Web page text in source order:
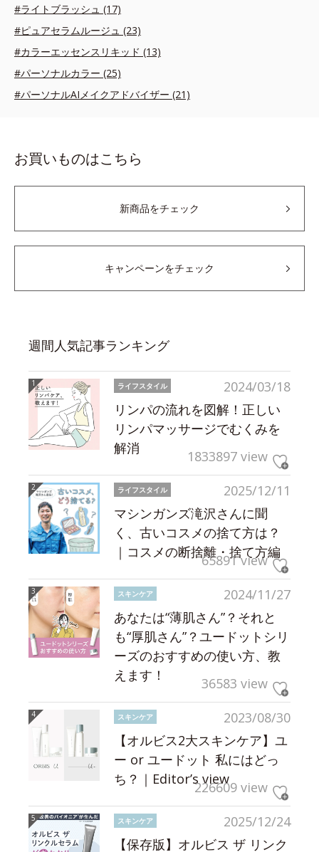
#ライトブラッシュ (17)
#ピュアセラムルージュ (23)
#カラーエッセンスリキッド (13)
#パーソナルカラー (25)
#パーソナルAIメイクアドバイザー (21)
お買いものはこちら
新商品をチェック
キャンペーンをチェック
週間人気記事ランキング
2024/03/18
ライフスタイル
リンパの流れを図解！正しい
リンパマッサージでむくみを
解消
1833897 view
2025/12/11
ライフスタイル
マシンガンズ滝沢さんに聞
く、古いコスメの捨て方は？
｜コスメの断捨離・捨て方編
65891 view
2024/11/27
スキンケア
あなたは“薄肌さん”？それと
も“厚肌さん”？ユードットシリ
ーズのおすすめの使い方、教
えます！
36583 view
2023/08/30
スキンケア
【オルビス2大スキンケア】ユ
ー or ユードット 私にはどっ
ち？｜Editor’s view226609 view
2025/12/24
スキンケア
【保存版】オルビス ザ リンク